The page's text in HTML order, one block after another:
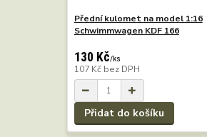
Přední kulomet na model 1:16
Schwimmwagen KDF 166
130 Kč/ks
107 Kč bez DPH
Přidat do košíku